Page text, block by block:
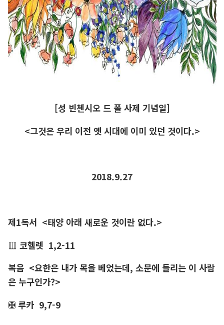
[성 빈첸시오 드 폴 사제 기념일]
<그것은 우리 이전 옛 시대에 이미 있던 것이다.>
2018.9.27
제1독서 <태양 아래 새로운 것이란 없다.>
▥ 코헬렛 1,2-11
복음 <요한은 내가 목을 베었는데, 소문에 들리는 이 사람
은 누구인가?>
✠ 루카 9,7-9